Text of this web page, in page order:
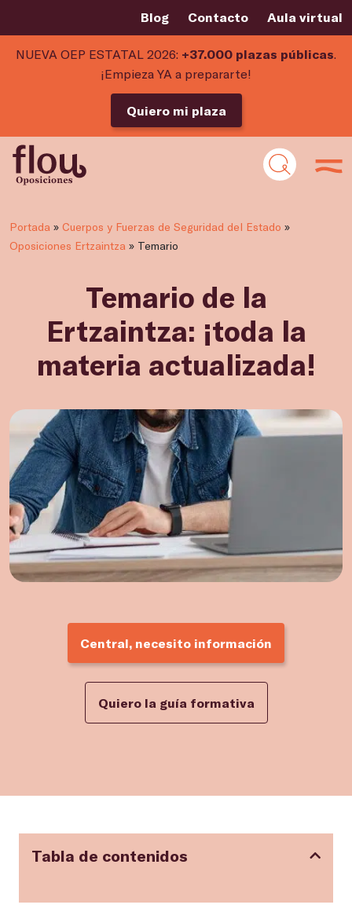
Blog Contacto Aula virtual
NUEVA OEP ESTATAL 2026: +37.000 plazas públicas.
¡Empieza YA a prepararte!
Quiero mi plaza
Portada » Cuerpos y Fuerzas de Seguridad del Estado »
Oposiciones Ertzaintza » Temario
Temario de la
Ertzaintza: ¡toda la
materia actualizada!
Central, necesito información
Quiero la guía formativa
Tabla de contenidos